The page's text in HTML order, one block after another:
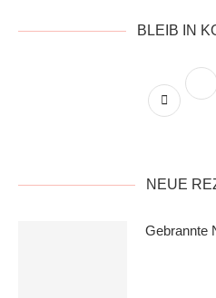
BLEIB IN
NEUE
Gebrannte